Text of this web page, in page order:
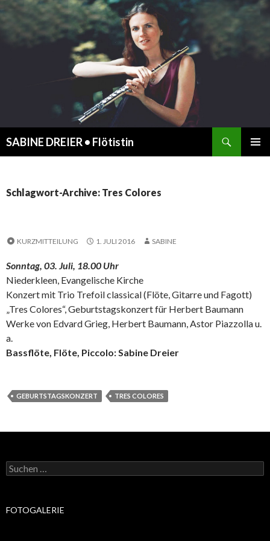
SABINE DREIER • Flötistin
Schlagwort-Archive: Tres Colores
KURZMITTEILUNG 1. JULI 2016 SABINE
Sonntag, 03. Juli, 18.00 Uhr
Niederkleen, Evangelische Kirche
Konzert mit Trio Trefoil classical (Flöte, Gitarre und Fagott)
„Tres Colores“, Geburtstagskonzert für Herbert Baumann
Werke von Edvard Grieg, Herbert Baumann, Astor Piazzolla u.
a.
Bassflöte, Flöte, Piccolo: Sabine Dreier
GEBURTSTAGSKONZERT TRES COLORES
Suchen
nach:
FOTOGALERIE